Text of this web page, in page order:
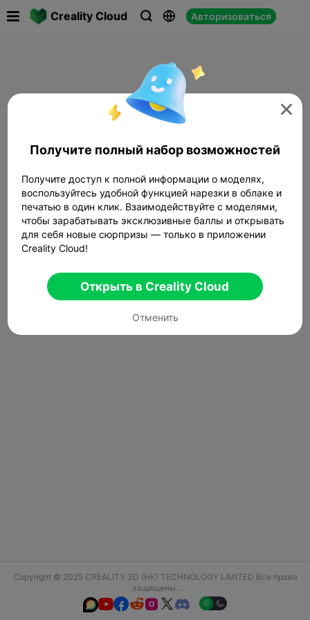
Creality Cloud   Авторизоваться
Copyright © 2025 CREALITY 3D (HK) TECHNOLOGY LIMITED Все права
защищены.
  

Получите полный набор возможностей
Получите доступ к полной информации о моделях,
воспользуйтесь удобной функцией нарезки в облаке и
печатью в один клик. Взаимодействуйте с моделями,
чтобы зарабатывать эксклюзивные баллы и открывать
для себя новые сюрпризы — только в приложении
Creality Cloud!
Открыть в Creality Cloud
Отменить